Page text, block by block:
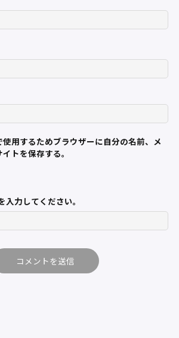
用するためブラウザーに自分の名前、メ
トを保存する。
入力してください。